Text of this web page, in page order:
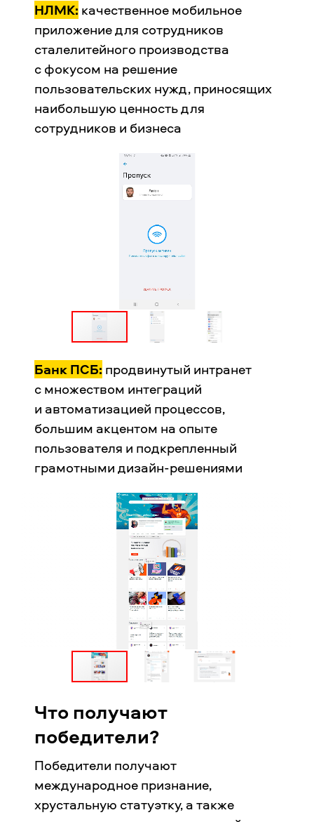
НЛМК: качественное мобильное
приложение для сотрудников
сталелитейного производства
с фокусом на решение
пользовательских нужд, приносящих
наибольшую ценность для
сотрудников и бизнеса
Банк ПСБ: продвинутый интранет
с множеством интеграций
и автоматизацией процессов,
большим акцентом на опыте
пользователя и подкрепленный
грамотными дизайн-решениями
Что получают
победители?
Победители получают
международное признание,
хрустальную статуэтку, а также